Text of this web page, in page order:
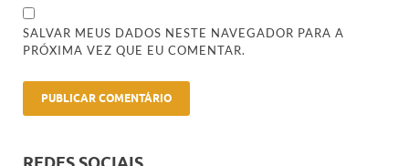
SALVAR MEUS DADOS NESTE NAVEGADOR PARA A
PRÓXIMA VEZ QUE EU COMENTAR.